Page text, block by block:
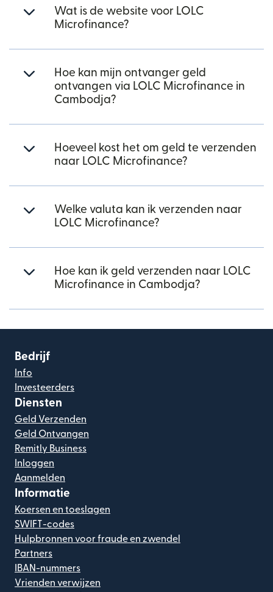
Wat is de website voor LOLC
Microfinance?
Hoe kan mijn ontvanger geld
ontvangen via LOLC Microfinance in
Cambodja?
Hoeveel kost het om geld te verzenden
naar LOLC Microfinance?
Welke valuta kan ik verzenden naar
LOLC Microfinance?
Hoe kan ik geld verzenden naar LOLC
Microfinance in Cambodja?
Bedrijf
Info
Investeerders
Diensten
Geld Verzenden
Geld Ontvangen
Remitly Business
Inloggen
Aanmelden
Informatie
Koersen en toeslagen
SWIFT-codes
Hulpbronnen voor fraude en zwendel
Partners
IBAN-nummers
Vrienden verwijzen